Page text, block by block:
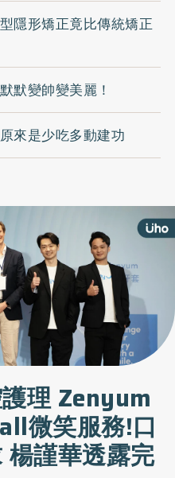
隱形矯正竟比傳統矯正
默變帥變美麗！
來是少吃多動建功
理 Zenyum
微笑服務!口
謹華透露完